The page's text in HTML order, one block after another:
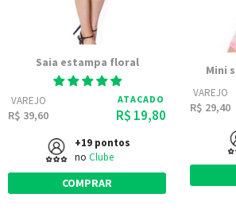
Saia estampa floral
VAREJO
R$ 39,60
ATACADO
R$ 19,80
+19 pontos
no Clube
COMPRAR
Mini
VAREJO
R$ 29,40